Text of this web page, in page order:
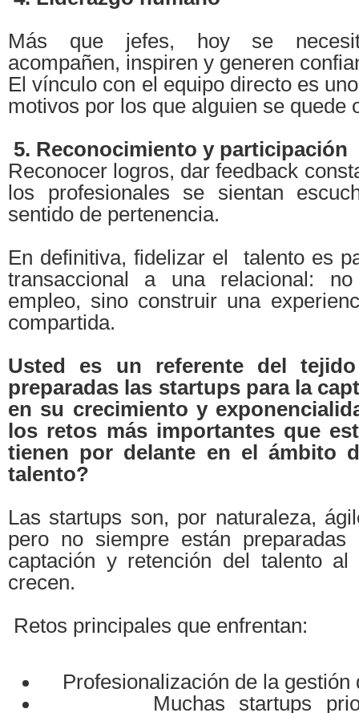
Más que jefes, hoy se
acompañen, inspiren y generen
El vínculo con el equipo directo es
motivos por los que alguien se quede
5. Reconocimiento y participación
Reconocer logros, dar feedback
los profesionales se sientan
sentido de pertenencia.
En definitiva, fidelizar el talento es
transaccional a una relacional:
empleo, sino construir una
compartida.
Usted es un referente del
preparadas las startups para la
en su crecimiento y
los retos más importantes que
tienen por delante en el ámbito
talento?
Las startups son, por naturaleza,
pero no siempre están preparadas
captación y retención del talento
crecen.
Retos principales que enfrentan:
Profesionalización de la gestión
Muchas startups